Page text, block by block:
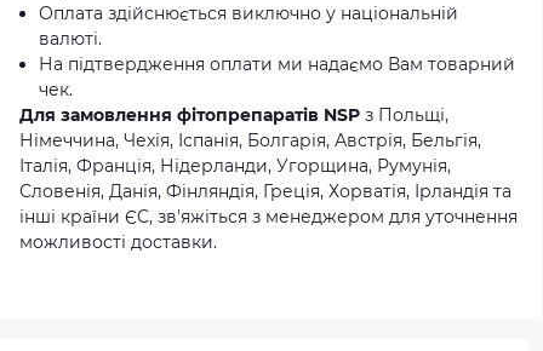
Оплата здійснюється виключно у національній
валюті.
На підтвердження оплати ми надаємо Вам товарний
чек.
Для замовлення фітопрепаратів NSP з Польщі,
Німеччина, Чехія, Іспанія, Болгарія, Австрія, Бельгія,
Італія, Франція, Нідерланди, Угорщина, Румунія,
Словенія, Данія, Фінляндія, Греція, Хорватія, Ірландія та
інші країни ЄС, зв'яжіться з менеджером для уточнення
можливості доставки.